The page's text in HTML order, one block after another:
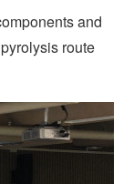
and
route